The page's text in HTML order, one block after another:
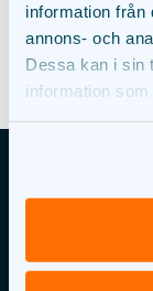
information från
annons- och
Dessa kan i sin
information